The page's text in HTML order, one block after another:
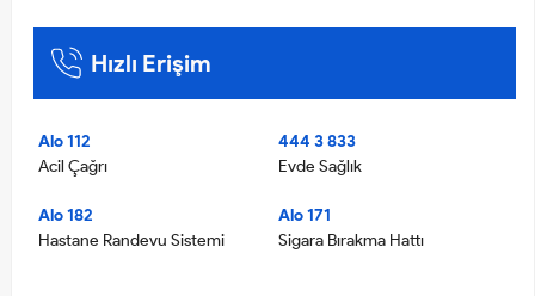
Hızlı Erişim
Alo 112
Acil Çağrı
444 3 833
Evde Sağlık
Alo 182
Hastane Randevu Sistemi
Alo 171
Sigara Bırakma Hattı